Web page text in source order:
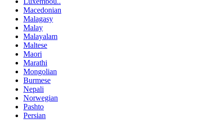
Macedonian
Malagasy
Malay
Malayalam
Maltese
Maori
Marathi
Mongolian
Burmese
Nepali
Norwegian
Pashto
Persian